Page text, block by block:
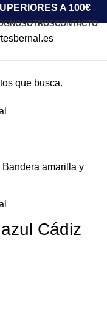
A 100€
NOSOTROSCONTACTO
Bandera amarilla y
Cádiz
que busca.